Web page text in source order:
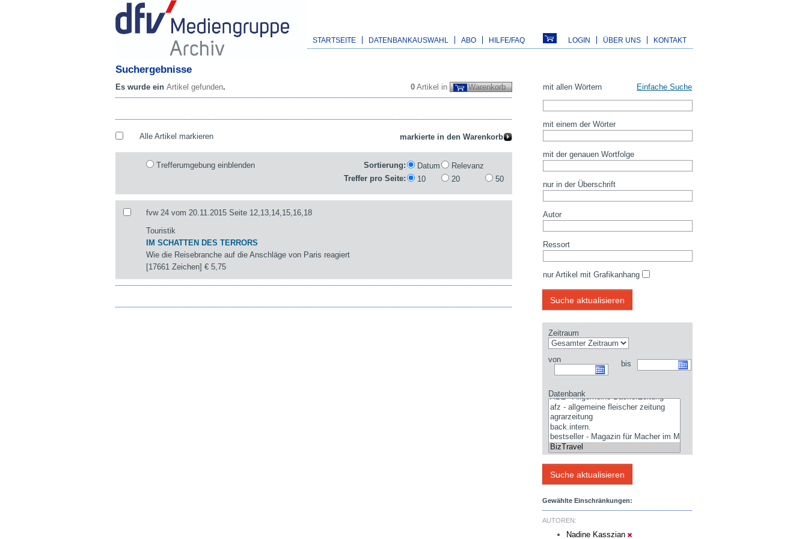
STARTSEITE DATENBANKAUSWAHL ABO HILFE/FAQ LOGIN ÜBER UNS KONTAKT
Suchergebnisse
0 Artikel in Warenkorb
Es wurde ein Artikel gefunden.
Alle Artikel markieren
Trefferumgebung einblenden Sortierung: Datum
Relevanz
Treffer pro Seite:
10 20 50
fvw 24 vom 20.11.2015 Seite 12,13,14,15,16,18
Touristik
IM SCHATTEN DES TERRORS
Wie die Reisebranche auf die Anschläge von Paris reagiert
[17661 Zeichen]€ 5,75
mit allen Wörtern Einfache Suche
mit einem der Wörter
mit der genauen Wortfolge
nur in der Überschrift
Autor
Ressort
nur Artikel mit Grafikanhang
Zeitraum
von bis
Datenbank
Gewählte Einschränkungen:
AUTOREN:
Nadine Kasszian